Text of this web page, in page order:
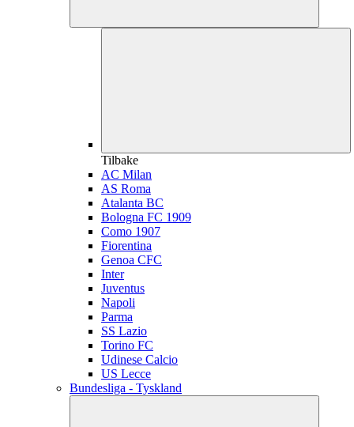
Tilbake
AC Milan
AS Roma
Atalanta BC
Bologna FC 1909
Como 1907
Fiorentina
Genoa CFC
Inter
Juventus
Napoli
Parma
SS Lazio
Torino FC
Udinese Calcio
US Lecce
Bundesliga - Tyskland